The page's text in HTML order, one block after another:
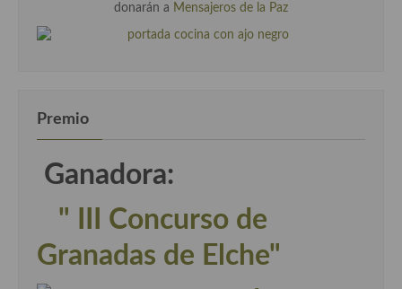
donarán a Mensajeros de la Paz
Premio
Ganadora:
" III Concurso de
Granadas de Elche"